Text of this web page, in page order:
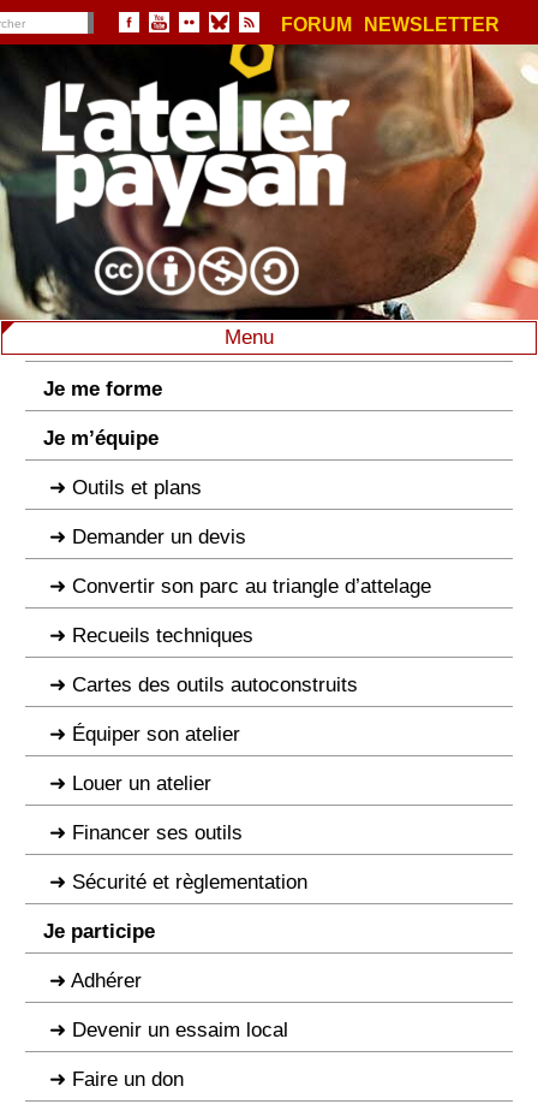
FORUM NEWSLETTER
Menu
Je me forme
Je m’équipe
Outils et plans
Demander un devis
Convertir son parc au triangle d’attelage
Recueils techniques
Cartes des outils autoconstruits
Équiper son atelier
Louer un atelier
Financer ses outils
Sécurité et règlementation
Je participe
Adhérer
Devenir un essaim local
Faire un don